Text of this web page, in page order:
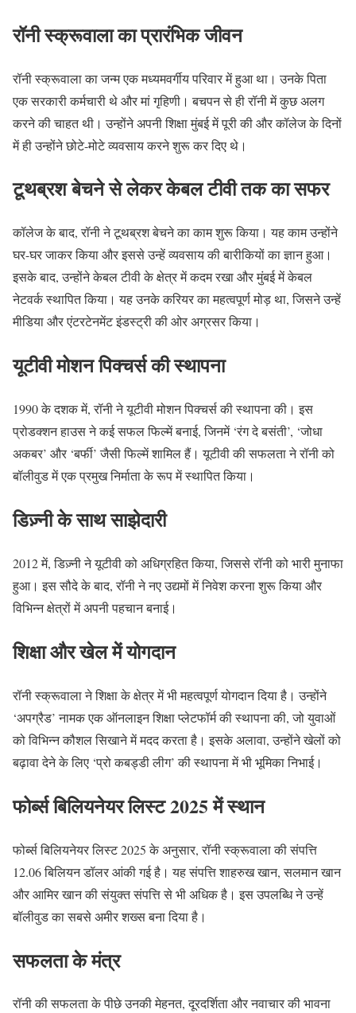
रॉनी स्क्रूवाला का प्रारंभिक जीवन
रॉनी स्क्रूवाला का जन्म एक मध्यमवर्गीय परिवार में हुआ था। उनके पिता
एक सरकारी कर्मचारी थे और मां गृहिणी। बचपन से ही रॉनी में कुछ अलग
करने की चाहत थी। उन्होंने अपनी शिक्षा मुंबई में पूरी की और कॉलेज के दिनों
में ही उन्होंने छोटे-मोटे व्यवसाय करने शुरू कर दिए थे।
टूथब्रश बेचने से लेकर केबल टीवी तक का सफर
कॉलेज के बाद, रॉनी ने टूथब्रश बेचने का काम शुरू किया। यह काम उन्होंने
घर-घर जाकर किया और इससे उन्हें व्यवसाय की बारीकियों का ज्ञान हुआ।
इसके बाद, उन्होंने केबल टीवी के क्षेत्र में कदम रखा और मुंबई में केबल
नेटवर्क स्थापित किया। यह उनके करियर का महत्वपूर्ण मोड़ था, जिसने उन्हें
मीडिया और एंटरटेनमेंट इंडस्ट्री की ओर अग्रसर किया।
यूटीवी मोशन पिक्चर्स की स्थापना
1990 के दशक में, रॉनी ने यूटीवी मोशन पिक्चर्स की स्थापना की। इस
प्रोडक्शन हाउस ने कई सफल फिल्में बनाई, जिनमें ‘रंग दे बसंती’, ‘जोधा
अकबर’ और ‘बर्फी’ जैसी फिल्में शामिल हैं। यूटीवी की सफलता ने रॉनी को
बॉलीवुड में एक प्रमुख निर्माता के रूप में स्थापित किया।
डिज़्नी के साथ साझेदारी
2012 में, डिज़्नी ने यूटीवी को अधिग्रहित किया, जिससे रॉनी को भारी मुनाफा
हुआ। इस सौदे के बाद, रॉनी ने नए उद्यमों में निवेश करना शुरू किया और
विभिन्न क्षेत्रों में अपनी पहचान बनाई।
शिक्षा और खेल में योगदान
रॉनी स्क्रूवाला ने शिक्षा के क्षेत्र में भी महत्वपूर्ण योगदान दिया है। उन्होंने
‘अपग्रैड’ नामक एक ऑनलाइन शिक्षा प्लेटफॉर्म की स्थापना की, जो युवाओं
को विभिन्न कौशल सिखाने में मदद करता है। इसके अलावा, उन्होंने खेलों को
बढ़ावा देने के लिए ‘प्रो कबड्डी लीग’ की स्थापना में भी भूमिका निभाई।
फोर्ब्स बिलियनेयर लिस्ट 2025 में स्थान
फोर्ब्स बिलियनेयर लिस्ट 2025 के अनुसार, रॉनी स्क्रूवाला की संपत्ति
12.06 बिलियन डॉलर आंकी गई है। यह संपत्ति शाहरुख खान, सलमान खान
और आमिर खान की संयुक्त संपत्ति से भी अधिक है। इस उपलब्धि ने उन्हें
बॉलीवुड का सबसे अमीर शख्स बना दिया है।
सफलता के मंत्र
रॉनी की सफलता के पीछे उनकी मेहनत, दूरदर्शिता और नवाचार की भावना